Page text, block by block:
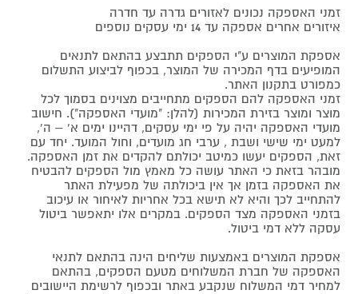
זמני האספקה נכונים לאזורים גדרה עד חדרה
איזורים אחרים אספקה עד 14 ימי עסקים נוספים
אספקת המוצרים ע"י הספקים תתבצע בהתאם לתנאים
המופיעים בדף המכירה של המוצר, בכפוף לביצוע התשלום
כמפורט בתקנון האתר.
זמני האספקה להם הספקים מתחייבים מצוינים בסמוך לכל
מוצר ומוצר בזירת המכירות (להלן: "מועדי האספקה"). חישוב
מועדי האספקה יהיה על פי ימי עסקים, דהיינו ימים א' – ה',
למעט ימי שישי ושבת , ערבי חג מועדים, וחול המועד. יחד עם
זאת, הספקים יעשו כמיטב יכולתם להקדים את זמן האספקה.
מובהר בזאת כי האתר עושה כל מאמץ מול הספקים להבטיח
את האספקה בזמן אך אין ביכולתה של מפעילת האתר
להתחייב לכך והיא לא תישא בכל אחריות לאיחור או עיכוב
בזמני האספקה מצד הספקים. במקרים אלו יתאפשר ביטול
עסקה ללא דמי ביטול.
אספקת המוצרים באמצעות שליחים הינה בהתאם לתנאי
האספקה של חברת המשלוחים מטעם הספקים, בהתאם
למחיר דמי המשלוח שנקבע באתר ובכפוף לרשימת היישובים